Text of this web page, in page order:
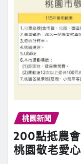
桃園新聞
200點抵農
桃園敬老愛